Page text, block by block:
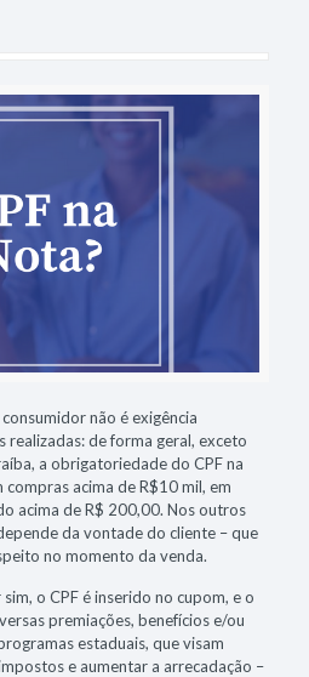
não é exigência
realizadas: de forma geral, exceto
a obrigatoriedade do CPF na
compras acima de R$10 mil, em
acima de R$ 200,00. Nos outros
da vontade do cliente – que
no momento da venda.
o CPF é inserido no cupom, e o
premiações, benefícios e/ou
estaduais, que visam
e aumentar a arrecadação –